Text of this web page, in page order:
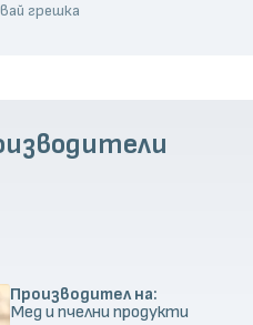
грешка
Производител на:
Мед и пчелни продукти